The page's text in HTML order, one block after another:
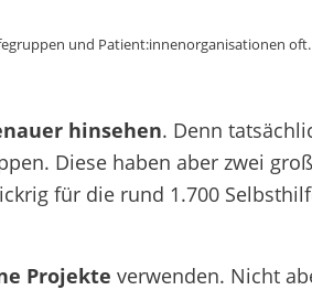
und Patient:innenorganisationen
hinsehen. Denn
Diese haben aber zwei
für die rund 1.700
Projekte verwenden. Nicht